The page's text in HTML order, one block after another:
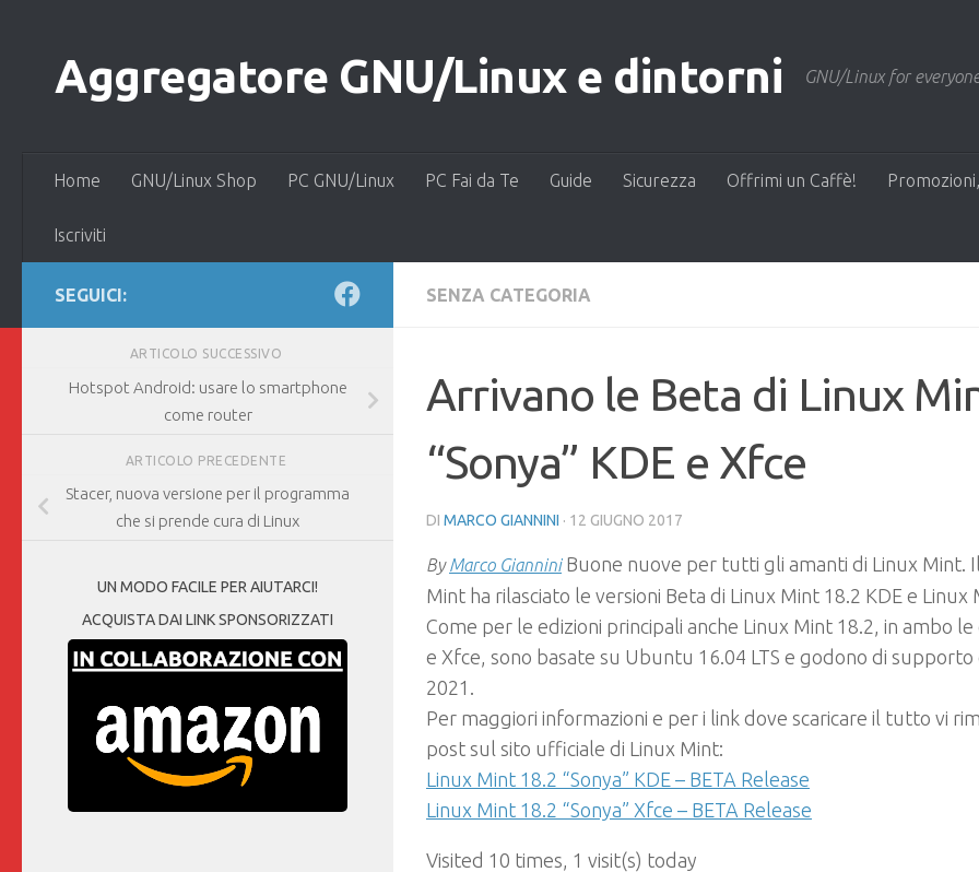
Aggregatore GNU/Linux e dintorni GNU/Linux for
Home GNU/Linux Shop PC GNU/Linux PC Fai da Te Guide Sicurezza Offrimi un Caffè!
Iscriviti
SENZA CATEGORIA
Arrivano le Beta di Linux
“Sonya” KDE e Xfce
DI MARCO GIANNINI · 12 GIUGNO 2017
ByMarco GianniniBuone nuove per tutti gli amanti di Linux Mint.
Mint ha rilasciato le versioni Beta di Linux Mint 18.2 KDE e Linux
Come per le edizioni principali anche Linux Mint 18.2, in ambo le
e Xfce, sono basate su Ubuntu 16.04 LTS e godono di
2021.
Per maggiori informazioni e per i link dove scaricare il tutto vi
post sul sito ufficiale di Linux Mint:
Linux Mint 18.2 “Sonya” KDE – BETA Release
Linux Mint 18.2 “Sonya” Xfce – BETA Release
Visited 10 times, 1 visit(s) today
SEGUICI:
ARTICOLO SUCCESSIVO
Hotspot Android: usare lo smartphone
come router
ARTICOLO PRECEDENTE
Stacer, nuova versione per il programma
che si prende cura di Linux
UN MODO FACILE PER AIUTARCI!
ACQUISTA DAI LINK SPONSORIZZATI